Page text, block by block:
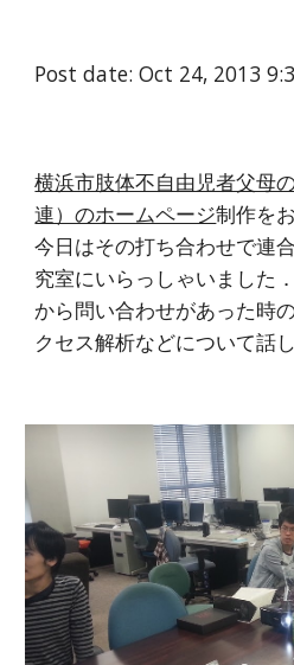
Post date: Oct 24, 2013
横浜市肢体不自由児者父母
連）のホームページ制作を
今日はその打ち合わせで連
究室にいらっしゃいました
から問い合わせがあった時
クセス解析などについて話